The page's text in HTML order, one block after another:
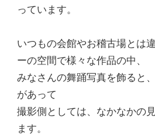
っています。
いつもの会館やお稽古場とは
ーの空間で様々な作品の中、
みなさんの舞踊写真を飾ると
があって
撮影側としては、なかなかの
ます。